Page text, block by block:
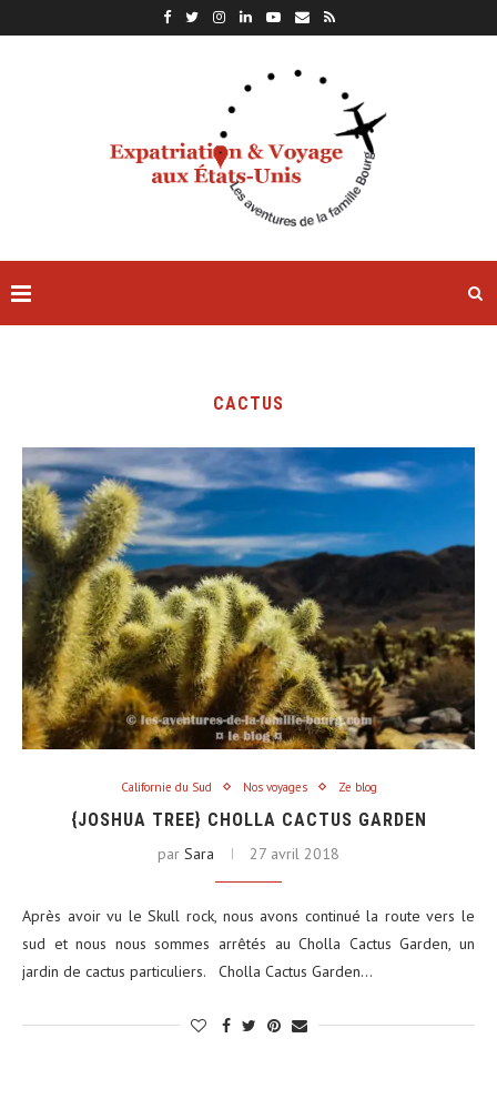
CACTUS
Californie du Sud Nos voyages Ze blog
{JOSHUA TREE} CHOLLA CACTUS GARDEN
par Sara 27 avril 2018
Après avoir vu le Skull rock, nous avons continué la route vers le
sud et nous nous sommes arrêtés au Cholla Cactus Garden, un
jardin de cactus particuliers. Cholla Cactus Garden…